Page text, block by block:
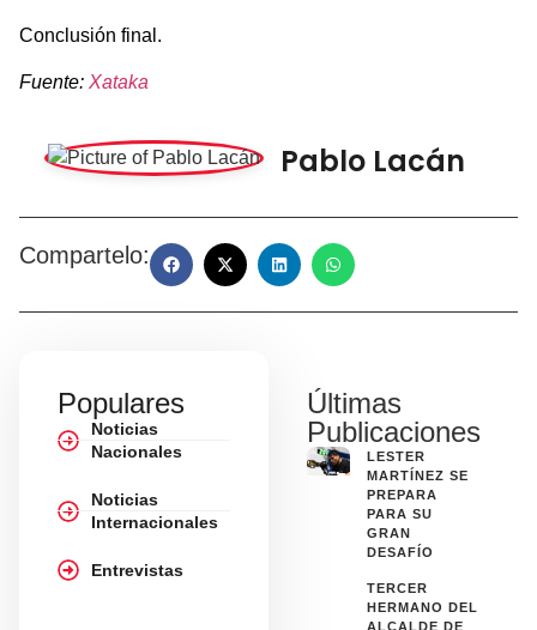
Conclusión final.
Fuente: Xataka
Pablo Lacán
Compartelo:
Populares
Noticias
Nacionales
Noticias
Internacionales
Entrevistas
Últimas
Publicaciones
LESTER
MARTÍNEZ SE
PREPARA
PARA SU
GRAN
DESAFÍO
TERCER
HERMANO DEL
ALCALDE DE